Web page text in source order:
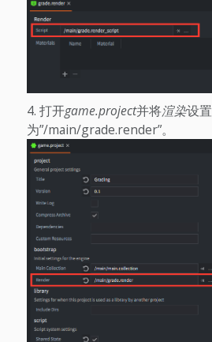
打开game.project并将渲染设置
为”/main/grade.render”。